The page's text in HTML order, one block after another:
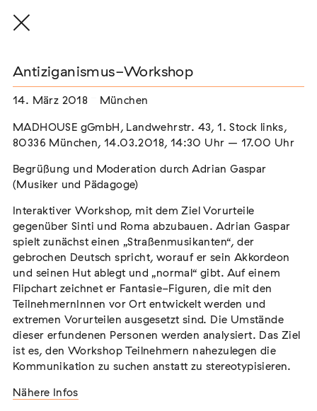
THE THREAD THAT HOLDS / DER FADEN,
DER HÄLT
22. Juli 2026 - 04. Oktober 2026
Der Weg der Sinti und Roma
Extern
02. August 2026 - 16. August 2026 Darmstadt
Sinti und Roma, Landesverband Rheinland-
Antiziganismus-Workshop
14. März 2018 München
MADHOUSE gGmbH, Landwehrstr. 43, 1. Stock links,
80336 München, 14.03.2018, 14:30 Uhr – 17.00 Uhr
Begrüßung und Moderation durch Adrian Gaspar
(Musiker und Pädagoge)
Interaktiver Workshop, mit dem Ziel Vorurteile
gegenüber Sinti und Roma abzubauen. Adrian Gaspar
spielt zunächst einen „Straßenmusikanten“, der
gebrochen Deutsch spricht, worauf er sein Akkordeon
und seinen Hut ablegt und „normal“ gibt. Auf einem
Flipchart zeichnet er Fantasie-Figuren, die mit den
TeilnehmernInnen vor Ort entwickelt werden und
extremen Vorurteilen ausgesetzt sind. Die Umstände
dieser erfundenen Personen werden analysiert. Das Ziel
ist es, den Workshop Teilnehmern nahezulegen die
Kommunikation zu suchen anstatt zu stereotypisieren.
Nähere Infos